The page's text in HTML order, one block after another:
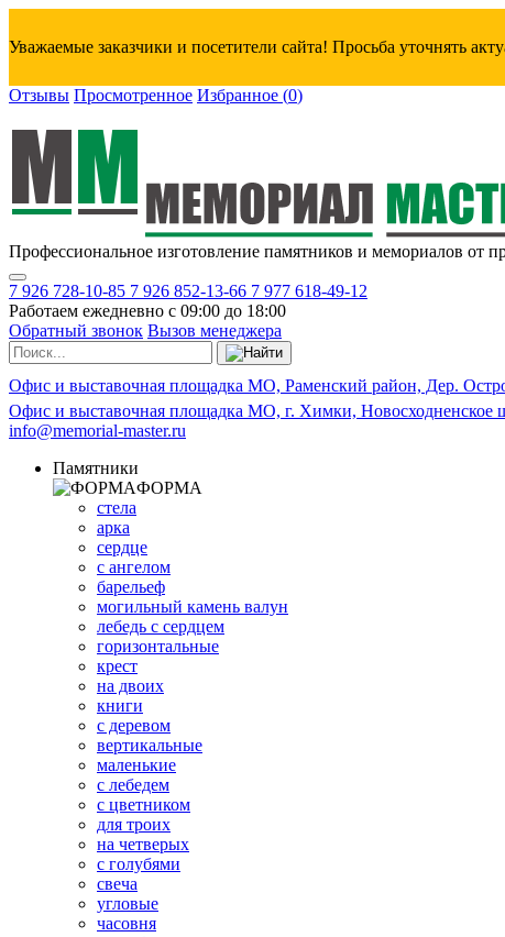
Уважаемые заказчики и посетители сайта! Просьба уточнять
Отзывы Просмотренное Избранное (0)
Профессиональное изготовление памятников и мемориалов от
7 926 728-10-85 7 926 852-13-66 7 977 618-49-12
Работаем ежедневно с 09:00 до 18:00
Обратный звонок Вызов менеджера
Офис и выставочная площадка МО, Раменский район, Дер.
Офис и выставочная площадка МО, г. Химки, Новосходненское
info@memorial-master.ru
Памятники
ФОРМА
стела
арка
сердце
с ангелом
барельеф
могильный камень валун
лебедь с сердцем
горизонтальные
крест
на двоих
книги
с деревом
вертикальные
маленькие
с лебедем
с цветником
для троих
на четверых
с голубями
свеча
угловые
часовня